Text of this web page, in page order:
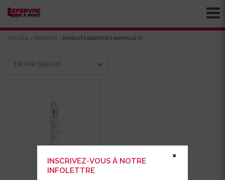
ACCUEIL > PRODUITS > PRODUITS IDENTIFIÉS “AMPOULE H”
INSCRIVEZ-VOUS À NOTRE
INFOLETTRE
✖